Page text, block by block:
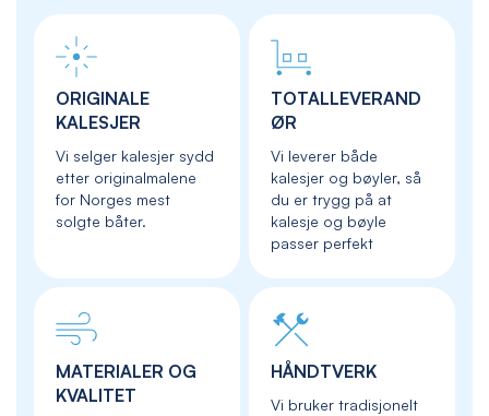
ORIGINALE
KALESJER
Vi selger kalesjer sydd
etter originalmalene
for Norges mest
solgte båter.
TOTALLEVERAND
ØR
Vi leverer både
kalesjer og bøyler, så
du er trygg på at
kalesje og bøyle
passer perfekt
MATERIALER OG
KVALITET
HÅNDTVERK
Vi bruker tradisjonelt